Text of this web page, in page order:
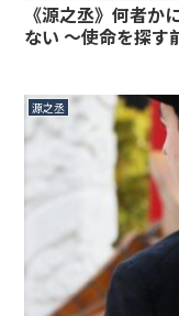
《源之丞》何者か
ない 〜使命を探す
源之丞